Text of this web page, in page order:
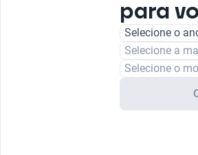
para
Selecione o
Selecione a
Selecione o